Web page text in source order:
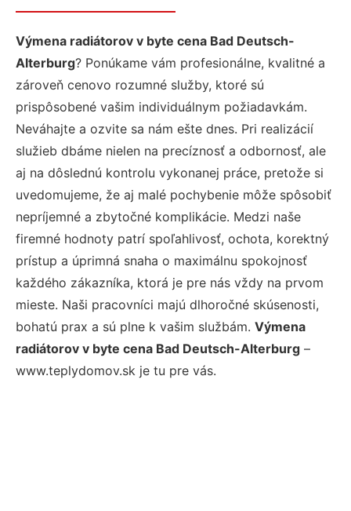
Výmena radiátorov v byte cena Bad Deutsch-
Alterburg? Ponúkame vám profesionálne, kvalitné a
zároveň cenovo rozumné služby, ktoré sú
prispôsobené vašim individuálnym požiadavkám.
Neváhajte a ozvite sa nám ešte dnes. Pri realizácií
služieb dbáme nielen na precíznosť a odbornosť, ale
aj na dôslednú kontrolu vykonanej práce, pretože si
uvedomujeme, že aj malé pochybenie môže spôsobiť
nepríjemné a zbytočné komplikácie. Medzi naše
firemné hodnoty patrí spoľahlivosť, ochota, korektný
prístup a úprimná snaha o maximálnu spokojnosť
každého zákazníka, ktorá je pre nás vždy na prvom
mieste. Naši pracovníci majú dlhoročné skúsenosti,
bohatú prax a sú plne k vašim službám. Výmena
radiátorov v byte cena Bad Deutsch-Alterburg –
www.teplydomov.sk je tu pre vás.